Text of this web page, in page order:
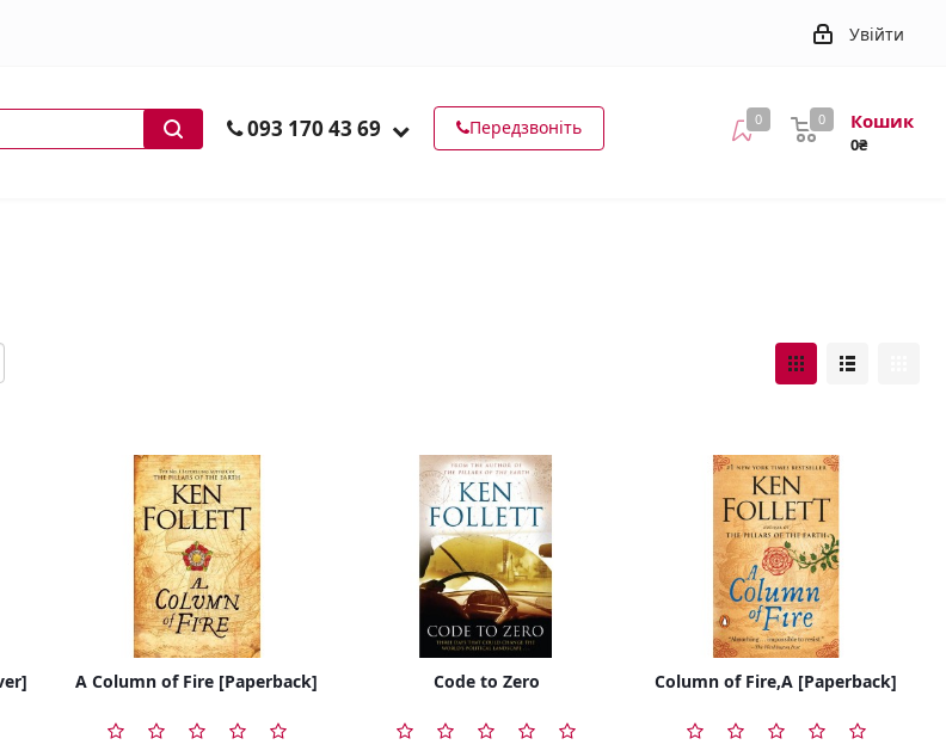
Увійти
093 170 43 69 Передзвоніть 0 Кошик
0₴
0
A Column of Fire [Paperback] Code to Zero Column of Fire,A [Paperback]